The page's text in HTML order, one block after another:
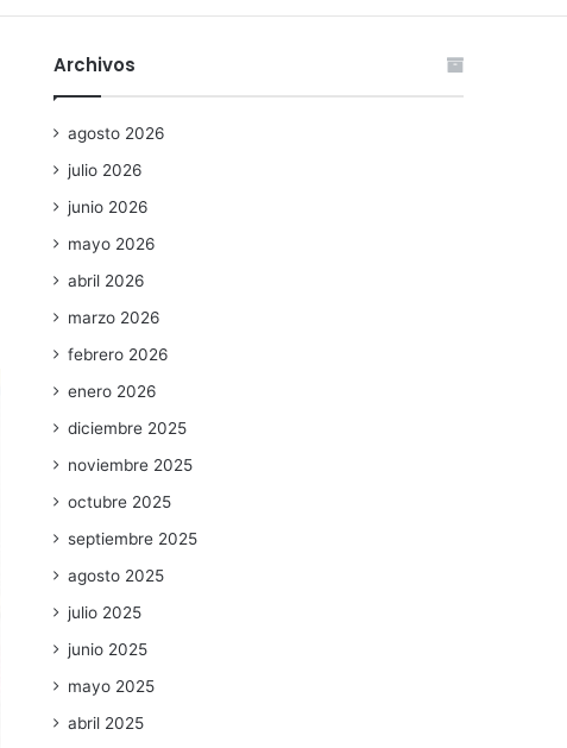
Archivos
agosto 2026
julio 2026
junio 2026
mayo 2026
abril 2026
marzo 2026
febrero 2026
enero 2026
diciembre 2025
noviembre 2025
octubre 2025
septiembre 2025
agosto 2025
julio 2025
junio 2025
mayo 2025
abril 2025